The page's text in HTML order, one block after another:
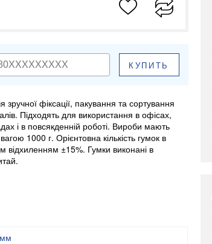
КУПИТЬ
фіксації, пакування та сортування
Підходять для використання в офісах,
і в повсякденній роботі. Вироби мають
1000 г. Орієнтовна кількість гумок в
відхиленням ±15%. Гумки виконані в